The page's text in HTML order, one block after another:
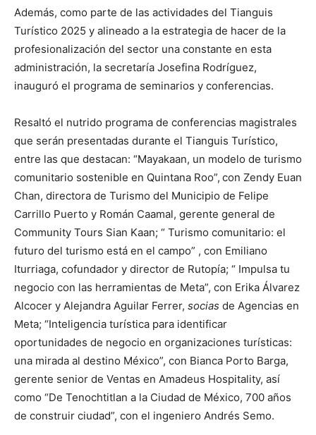
Además, como parte de las actividades del Tianguis
Turístico 2025 y alineado a la estrategia de hacer de la
profesionalización del sector una constante en esta
administración, la secretaría Josefina Rodríguez,
inauguró el programa de seminarios y conferencias.
Resaltó el nutrido programa de conferencias magistrales
que serán presentadas durante el Tianguis Turístico,
entre las que destacan: “Mayakaan, un modelo de turismo
comunitario sostenible en Quintana Roo”, con Zendy Euan
Chan, directora de Turismo del Municipio de Felipe
Carrillo Puerto y Román Caamal, gerente general de
Community Tours Sian Kaan; “ Turismo comunitario: el
futuro del turismo está en el campo” , con Emiliano
Iturriaga, cofundador y director de Rutopía; “ Impulsa tu
negocio con las herramientas de Meta”, con Erika Álvarez
Alcocer y Alejandra Aguilar Ferrer, socias de Agencias en
Meta; “Inteligencia turística para identificar
oportunidades de negocio en organizaciones turísticas:
una mirada al destino México”, con Bianca Porto Barga,
gerente senior de Ventas en Amadeus Hospitality, así
como “De Tenochtitlan a la Ciudad de México, 700 años
de construir ciudad”, con el ingeniero Andrés Semo.